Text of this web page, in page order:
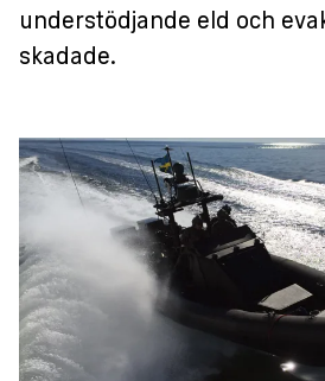
understödjande eld och
skadade.